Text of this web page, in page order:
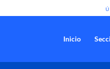
Inicio